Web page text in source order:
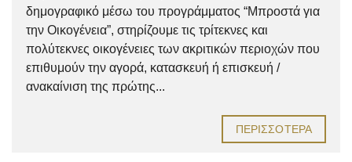
δημογραφικό μέσω του προγράμματος “Μπροστά για
την Οικογένεια”, στηρίζουμε τις τρίτεκνες και
πολύτεκνες οικογένειες των ακριτικών περιοχών που
επιθυμούν την αγορά, κατασκευή ή επισκευή /
ανακαίνιση της πρώτης...
ΠΕΡΙΣΣΌΤΕΡΑ